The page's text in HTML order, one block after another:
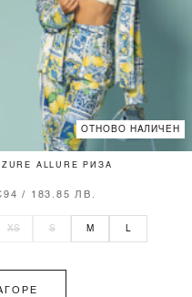
ОТНОВО НАЛИЧЕН
ALLURE РИЗА
/ 183.85 ЛВ.
XS S M